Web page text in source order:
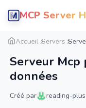
MCP Server
Accueil Servers
Serveur
données
Créé par
reading-
Aperçu